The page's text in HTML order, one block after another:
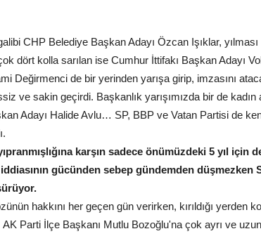
CHP Belediye Başkan Adayı Özcan Işıklar,
dört kolla sarılan ise Cumhur İttifakı Başkan Adayı
Değirmenci de bir yerinden yarışa girip, imzasını
ve sakin geçirdi. Başkanlık yarışımızda bir de
Adayı Halide Avlu… SP, BBP ve Vatan Partisi de
yıpranmışlığına karşın sadece önümüzdeki 5 yıl
gücünden sebep gündemden düşmezken
hakkını her geçen gün verirken, kırıldığı yerden
Parti İlçe Başkanı Mutlu Bozoğlu'na çok ayrı ve